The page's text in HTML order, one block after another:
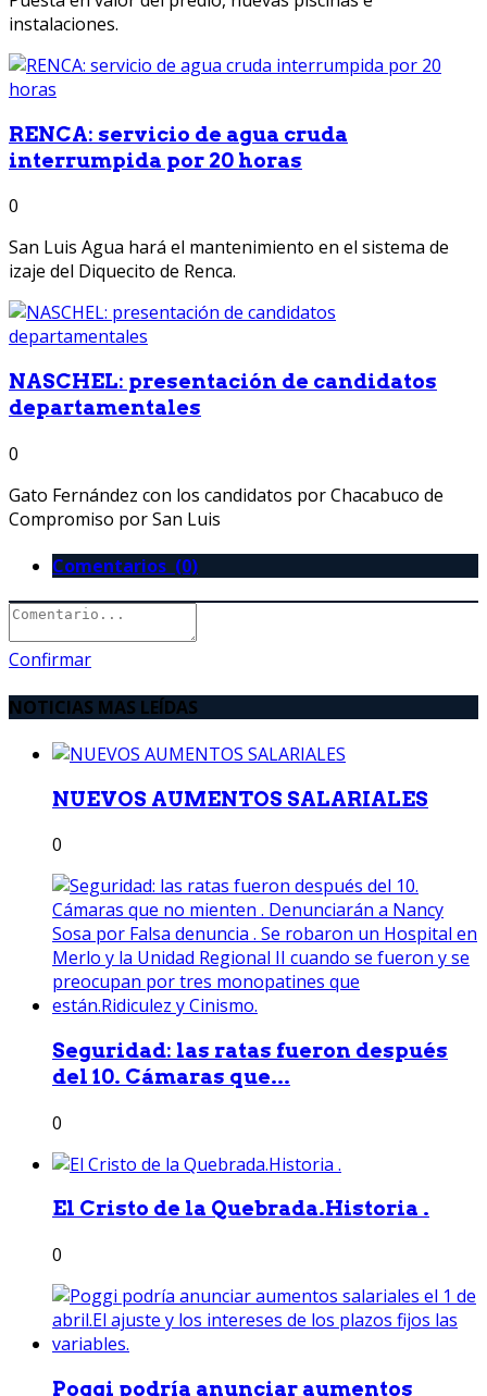
instalaciones.
RENCA: servicio de agua cruda
interrumpida por 20 horas
0
San Luis Agua hará el mantenimiento en el sistema de
izaje del Diquecito de Renca.
NASCHEL: presentación de candidatos
departamentales
0
Gato Fernández con los candidatos por Chacabuco de
Compromiso por San Luis
Comentarios (0)
Confirmar
NOTICIAS MAS LEÍDAS
NUEVOS AUMENTOS SALARIALES
0
Seguridad: las ratas fueron después
del 10. Cámaras que...
0
El Cristo de la Quebrada.Historia .
0
Poggi podría anunciar aumentos